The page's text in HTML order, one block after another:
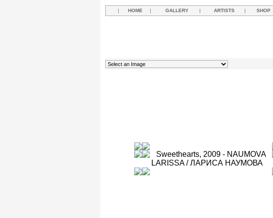
| HOME | GALLERY | ARTISTS | SHOP